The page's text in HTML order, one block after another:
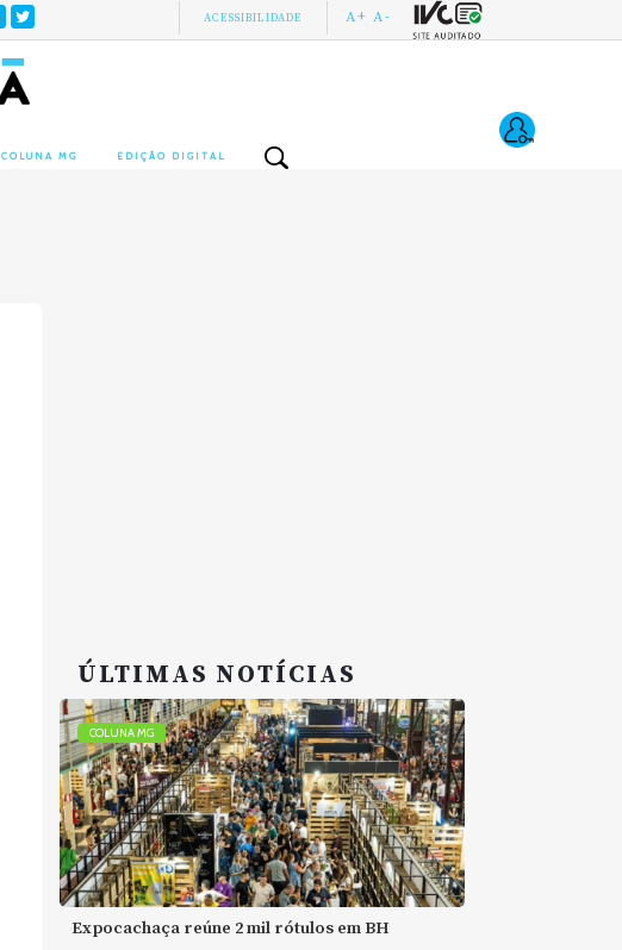
ACESSIBILIDADE A+ A-
COLUNA MG EDIÇÃO DIGITAL
ÚLTIMAS NOTÍCIAS
COLUNA MG
Expocachaça reúne 2 mil rótulos em BH